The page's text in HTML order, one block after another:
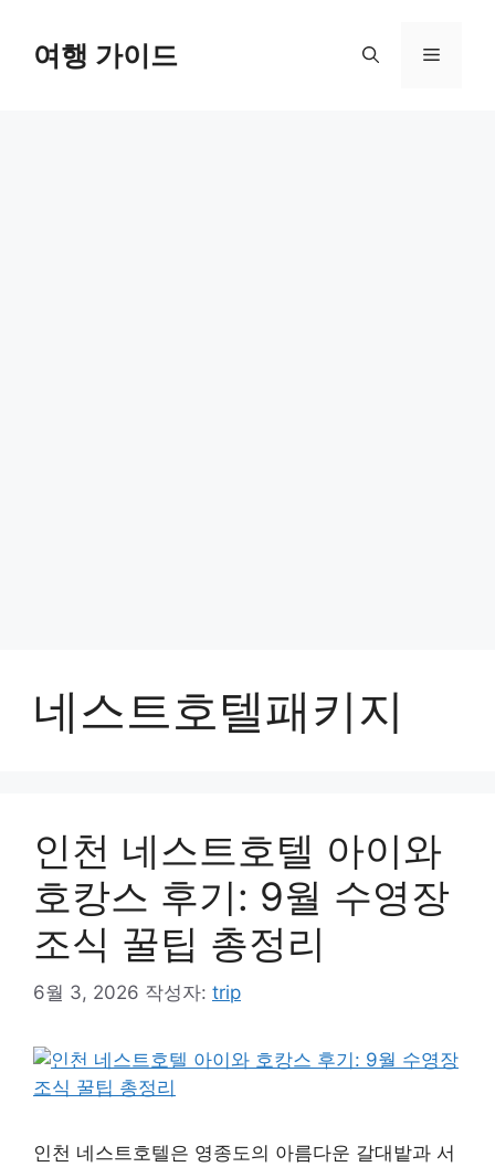
여행 가이드 메
네스트호텔패키지
인천 네스트호텔 아이와
호캉스 후기: 9월 수영장
조식 꿀팁 총정리
6월 3, 2026 작성자: trip
인천 네스트호텔은 영종도의 아름다운 갈대밭과 서